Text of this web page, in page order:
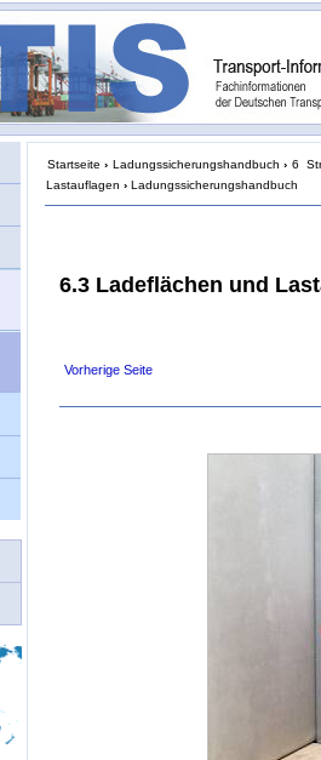
Startseite › Ladungssicherungshandbuch › 6
Lastauflagen › Ladungssicherungshandbuch
6.3 Ladeflächen und
Vorherige Seite